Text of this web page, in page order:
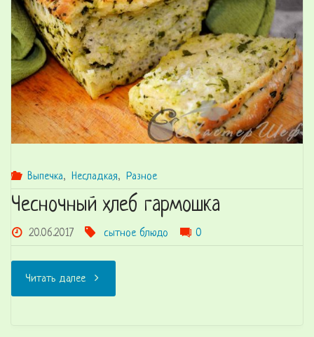
и
мясом"
Выпечка, Несладкая, Разное
Чесночный хлеб гармошка
20.06.2017 сытное блюдо 0
Читать далее"Чесночный